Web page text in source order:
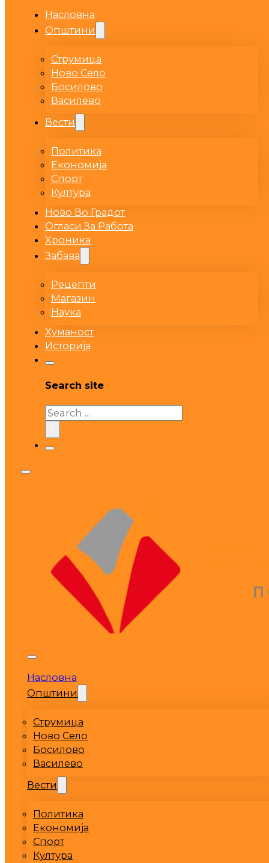
Насловна
Општини
Струмица
Ново Село
Босилово
Василево
Вести
Политика
Економија
Спорт
Култура
Ново Во Градот
Огласи За Работа
Хроника
Забава
Рецепти
Магазин
Наука
Хуманост
Историја
Search site
Search
Насловна
Општини
Струмица
Ново Село
Босилово
Василево
Вести
Политика
Економија
Спорт
Култура